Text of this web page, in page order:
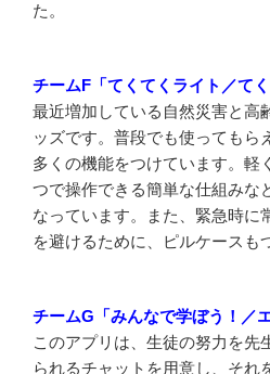
た。
チームF「てくてくライト／てく
最近増加している自然災害と高
ッズです。普段でも使ってもら
多くの機能をつけています。軽
つで操作できる簡単な仕組みな
なっています。また、緊急時に
を避けるために、ピルケースも
チームG「みんなで学ぼう！／
このアプリは、生徒の努力を先
られるチャットを用意し、それ